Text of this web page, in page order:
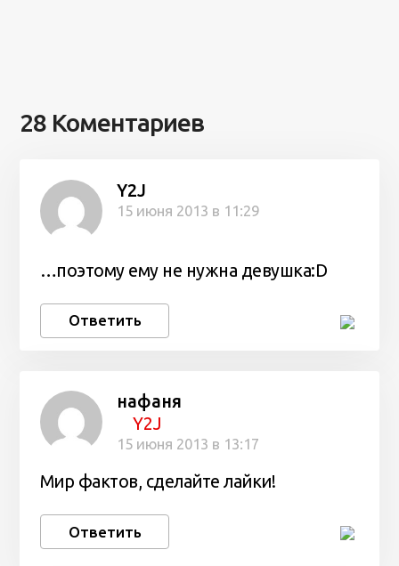
28 Коментариев
Y2J
15 июня 2013 в 11:29
…поэтому ему не нужна девушка:D
Ответить
нафаня
Y2J
15 июня 2013 в 13:17
Мир фактов, сделайте лайки!
Ответить